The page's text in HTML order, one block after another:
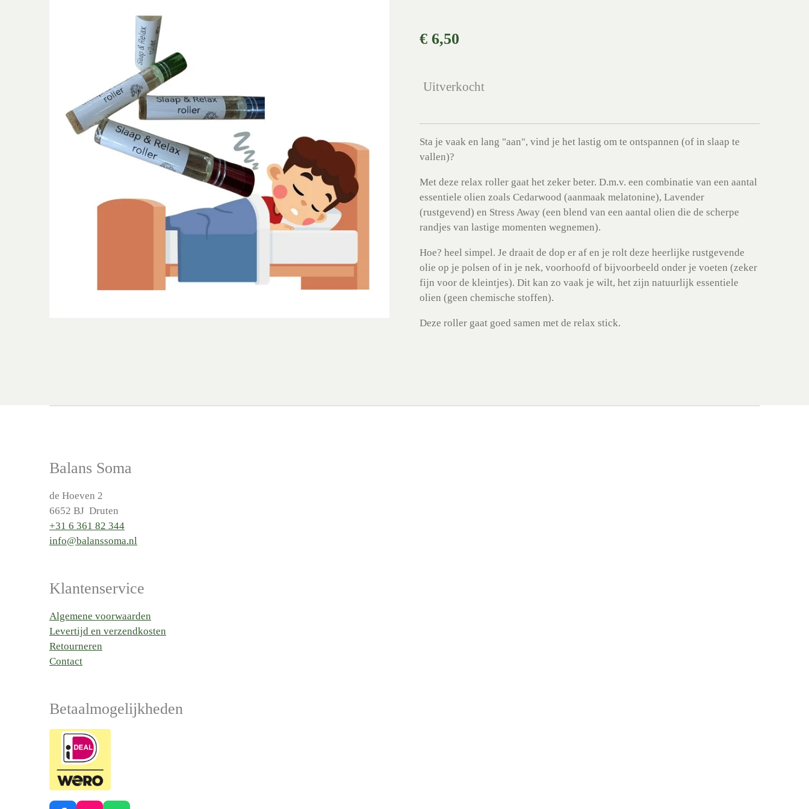
€ 6,50
Uitverkocht
Sta je vaak en lang "aan", vind je het lastig om te ontspannen (of in slaap te
vallen)?
Met deze relax roller gaat het zeker beter. D.m.v. een combinatie van een aantal
essentiele olien zoals Cedarwood (aanmaak melatonine), Lavender
(rustgevend) en Stress Away (een blend van een aantal olien die de scherpe
randjes van lastige momenten wegnemen).
Hoe? heel simpel. Je draait de dop er af en je rolt deze heerlijke rustgevende
olie op je polsen of in je nek, voorhoofd of bijvoorbeeld onder je voeten (zeker
fijn voor de kleintjes). Dit kan zo vaak je wilt, het zijn natuurlijk essentiele
olien (geen chemische stoffen).
Deze roller gaat goed samen met de relax stick.
Balans Soma
de Hoeven 2
6652 BJ Druten
+31 6 361 82 344
info@balanssoma.nl
Klantenservice
Algemene voorwaarden
Levertijd en verzendkosten
Retourneren
Contact
Betaalmogelijkheden